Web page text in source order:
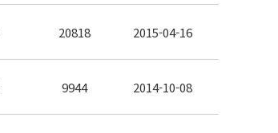
20818 2015-04-16
9944 2014-10-08